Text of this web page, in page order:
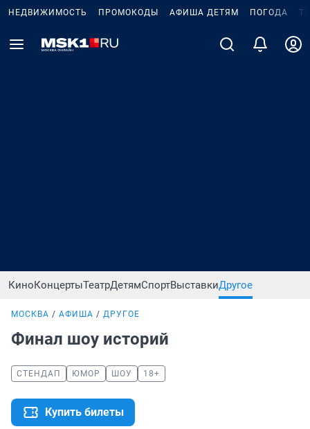
НЕДВИЖИМОСТЬ ПРОМОКОДЫ АФИША ДЕТЯМ ПОГОДА
КиноКонцертыТеатрДетямСпортВыставкиДругое
МОСКВА АФИША ДРУГОЕ
Финал шоу историй
СТЕНДАП ЮМОР ШОУ 18+
Купить билеты